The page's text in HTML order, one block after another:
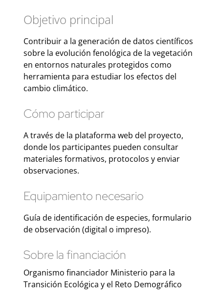
Objetivo principal
Contribuir a la generación de datos científicos
sobre la evolución fenológica de la vegetación
en entornos naturales protegidos como
herramienta para estudiar los efectos del
cambio climático.
Cómo participar
A través de la plataforma web del proyecto,
donde los participantes pueden consultar
materiales formativos, protocolos y enviar
observaciones.
Equipamiento necesario
Guía de identificación de especies, formulario
de observación (digital o impreso).
Sobre la financiación
Organismo financiador Ministerio para la
Transición Ecológica y el Reto Demográfico